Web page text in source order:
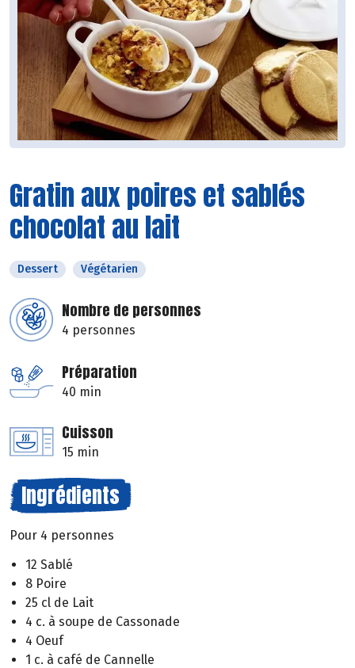
Gratin aux poires et sablés
chocolat au lait
Dessert Végétarien
Nombre de personnes
4 personnes
Préparation
40 min
Cuisson
15 min
Ingrédients
Pour 4 personnes
12 Sablé
8 Poire
25 cl de Lait
4 c. à soupe de Cassonade
4 Oeuf
1 c. à café de Cannelle